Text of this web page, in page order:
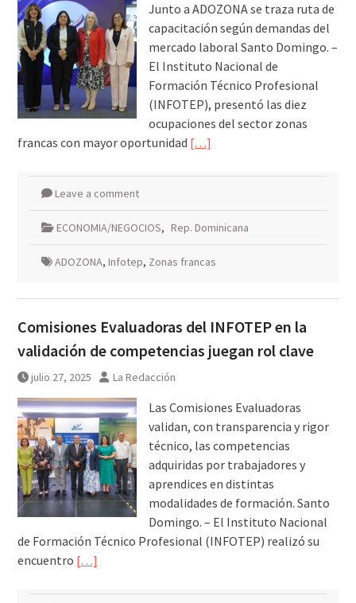
Junto a ADOZONA se traza ruta de
capacitación según demandas del
mercado laboral Santo Domingo. –
El Instituto Nacional de
Formación Técnico Profesional
(INFOTEP), presentó las diez
ocupaciones del sector zonas
francas con mayor oportunidad […]
Leave a comment
ECONOMIA/NEGOCIOS, Rep. Dominicana
ADOZONA, Infotep, Zonas francas
Comisiones Evaluadoras del INFOTEP en la
validación de competencias juegan rol clave
julio 27, 2025 La Redacción
Las Comisiones Evaluadoras
validan, con transparencia y rigor
técnico, las competencias
adquiridas por trabajadores y
aprendices en distintas
modalidades de formación. Santo
Domingo. – El Instituto Nacional
de Formación Técnico Profesional (INFOTEP) realizó su
encuentro […]